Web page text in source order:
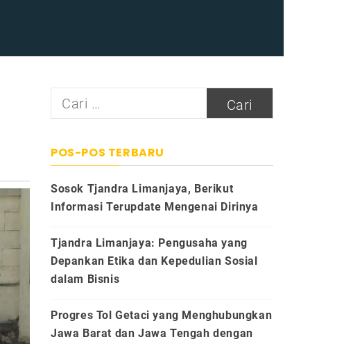
Cari
POS-POS TERBARU
Sosok Tjandra Limanjaya, Berikut
Informasi Terupdate Mengenai Dirinya
Tjandra Limanjaya: Pengusaha yang
Depankan Etika dan Kepedulian Sosial
dalam Bisnis
Progres Tol Getaci yang Menghubungkan
Jawa Barat dan Jawa Tengah dengan